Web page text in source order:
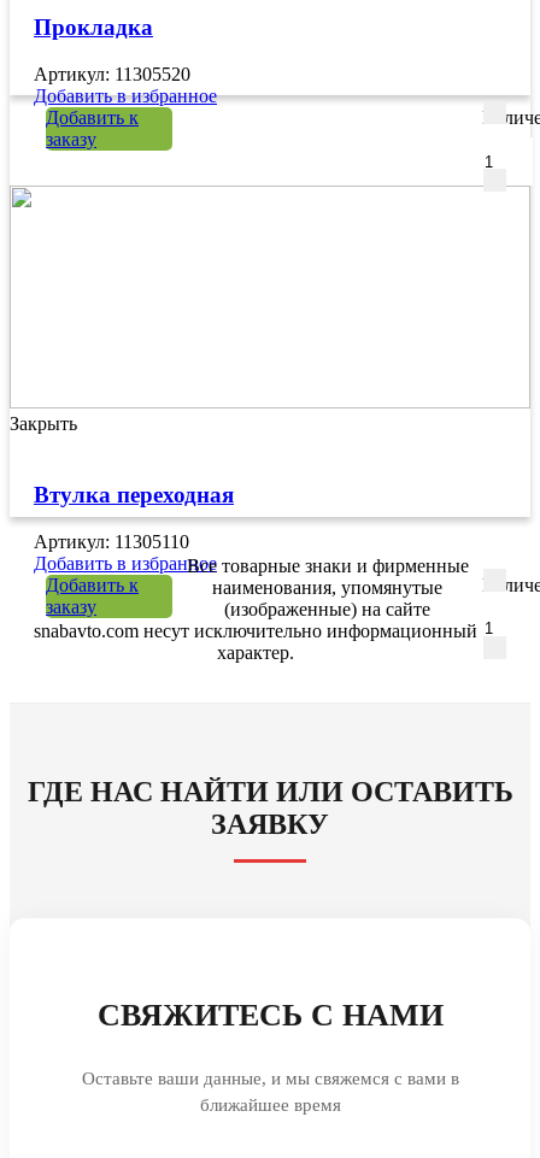
Прокладка
Артикул: 11305520
Добавить в избранное
Добавить к
заказу
Закрыть
Втулка переходная
Артикул: 11305110
Добавить в избранное
Добавить к
заказу
Все товарные знаки и фирменные
наименования, упомянутые
(изображенные) на сайте
snabavto.com несут исключительно информационный
характер.
ГДЕ НАС НАЙТИ ИЛИ ОСТАВИТЬ
ЗАЯВКУ
СВЯЖИТЕСЬ С НАМИ
Оставьте ваши данные, и мы свяжемся с вами в
ближайшее время